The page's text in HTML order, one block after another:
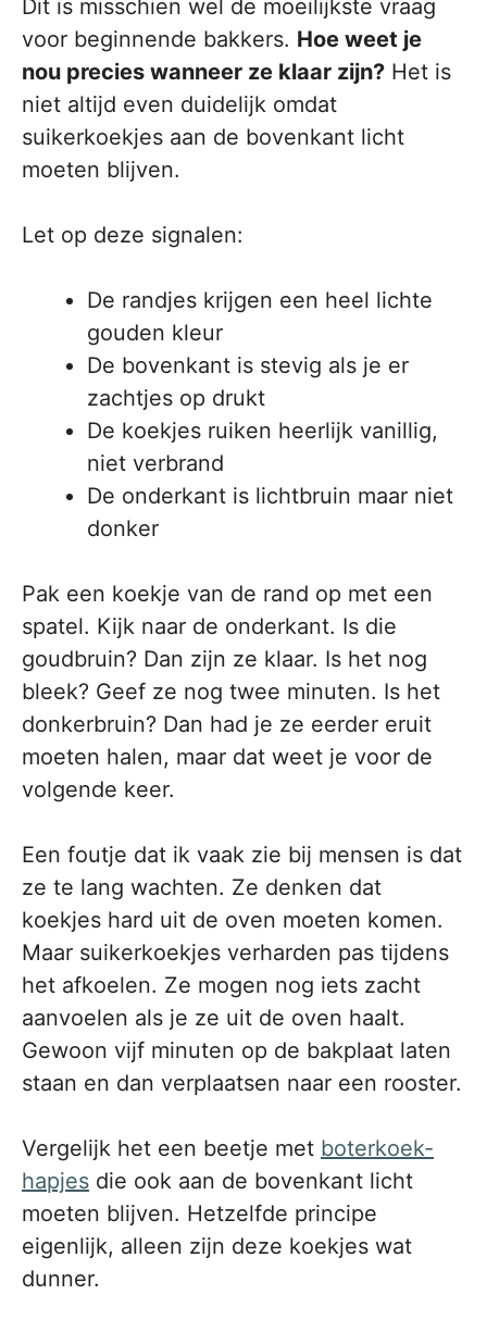
Dit is misschien wel de moeilijkste vraag
voor beginnende bakkers. Hoe weet je
nou precies wanneer ze klaar zijn? Het is
niet altijd even duidelijk omdat
suikerkoekjes aan de bovenkant licht
moeten blijven.
Let op deze signalen:
De randjes krijgen een heel lichte
gouden kleur
De bovenkant is stevig als je er
zachtjes op drukt
De koekjes ruiken heerlijk vanillig,
niet verbrand
De onderkant is lichtbruin maar niet
donker
Pak een koekje van de rand op met een
spatel. Kijk naar de onderkant. Is die
goudbruin? Dan zijn ze klaar. Is het nog
bleek? Geef ze nog twee minuten. Is het
donkerbruin? Dan had je ze eerder eruit
moeten halen, maar dat weet je voor de
volgende keer.
Een foutje dat ik vaak zie bij mensen is dat
ze te lang wachten. Ze denken dat
koekjes hard uit de oven moeten komen.
Maar suikerkoekjes verharden pas tijdens
het afkoelen. Ze mogen nog iets zacht
aanvoelen als je ze uit de oven haalt.
Gewoon vijf minuten op de bakplaat laten
staan en dan verplaatsen naar een rooster.
Vergelijk het een beetje met boterkoek-
hapjes die ook aan de bovenkant licht
moeten blijven. Hetzelfde principe
eigenlijk, alleen zijn deze koekjes wat
dunner.